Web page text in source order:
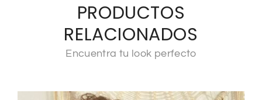
PRODUCTOS
RELACIONADOS
Encuentra tu look perfecto